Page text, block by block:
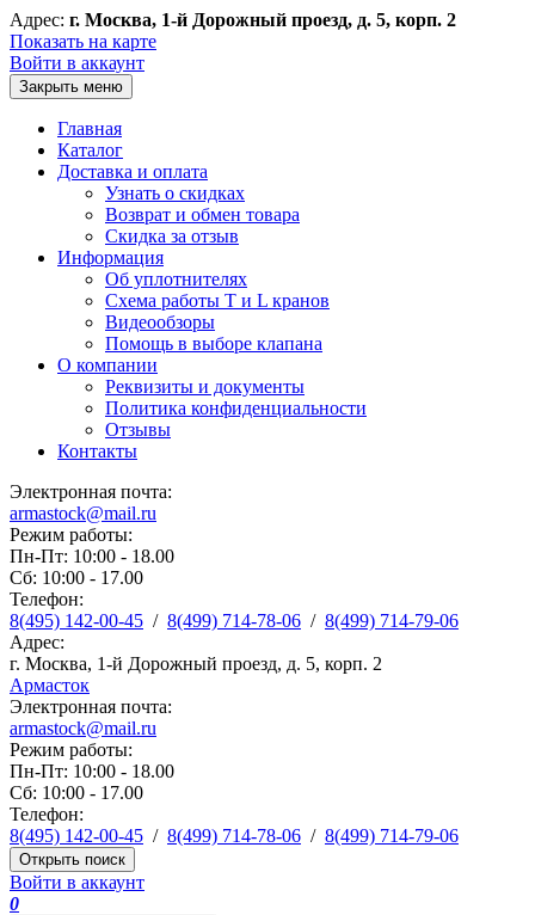
Адрес: г. Москва, 1-й Дорожный проезд, д. 5, корп. 2
Показать на карте
Войти в аккаунт
Закрыть меню
Главная
Каталог
Доставка и оплата
Узнать о скидках
Возврат и обмен товара
Скидка за отзыв
Информация
Об уплотнителях
Схема работы T и L кранов
Видеообзоры
Помощь в выборе клапана
О компании
Реквизиты и документы
Политика конфиденциальности
Отзывы
Контакты
Электронная почта:
armastock@mail.ru
Режим работы:
Пн-Пт: 10:00 - 18.00
Сб: 10:00 - 17.00
Телефон:
8(495) 142-00-45 / 8(499) 714-78-06 / 8(499) 714-79-06
Адрес:
г. Москва, 1-й Дорожный проезд, д. 5, корп. 2
Армасток
Электронная почта:
armastock@mail.ru
Режим работы:
Пн-Пт: 10:00 - 18.00
Сб: 10:00 - 17.00
Телефон:
8(495) 142-00-45 / 8(499) 714-78-06 / 8(499) 714-79-06
Открыть поиск
Войти в аккаунт
0